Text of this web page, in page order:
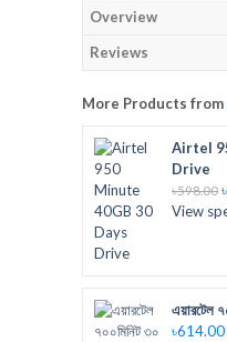
Overview
Reviews
More Products from
Airtel
Drive
৳598.00
View
এয়ারটেল
৳614.00